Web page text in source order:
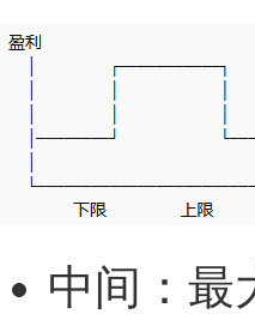
中间：最